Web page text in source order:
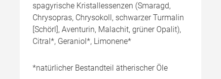
spagyrische Kristallessenzen (Smaragd,
Chrysopras, Chrysokoll, schwarzer Turmalin
[Schörl], Aventurin, Malachit, grüner Opalit),
Citral*, Geraniol*, Limonene*
*natürlicher Bestandteil ätherischer Öle